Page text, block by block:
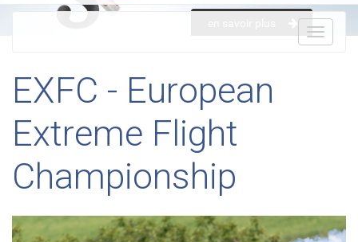
EXFC - European
Extreme Flight
Championship